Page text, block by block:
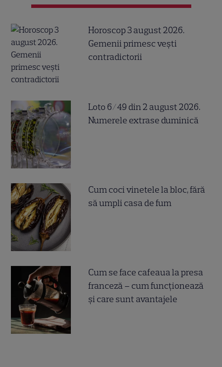
Horoscop 3 august 2026.
Gemenii primesc vești
contradictorii
Loto 6/49 din 2 august 2026.
Numerele extrase duminică
Cum coci vinetele la bloc, fără
să umpli casa de fum
Cum se face cafeaua la presa
franceză – cum funcționează
și care sunt avantajele